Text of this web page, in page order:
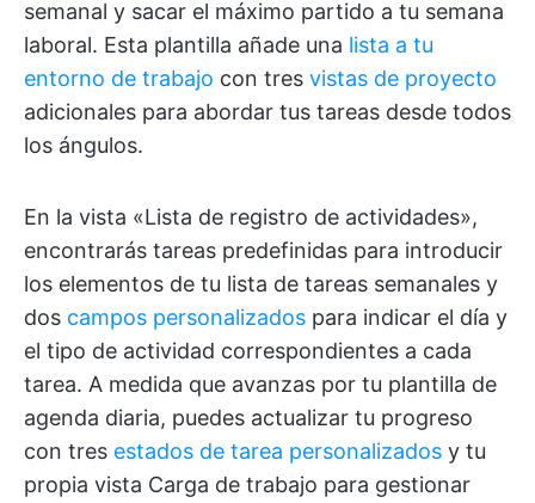
semanal y sacar el máximo partido a tu semana
laboral. Esta plantilla añade una lista a tu
entorno de trabajo con tres vistas de proyecto
adicionales para abordar tus tareas desde todos
los ángulos.
En la vista «Lista de registro de actividades»,
encontrarás tareas predefinidas para introducir
los elementos de tu lista de tareas semanales y
dos campos personalizados para indicar el día y
el tipo de actividad correspondientes a cada
tarea. A medida que avanzas por tu plantilla de
agenda diaria, puedes actualizar tu progreso
con tres estados de tarea personalizados y tu
propia vista Carga de trabajo para gestionar